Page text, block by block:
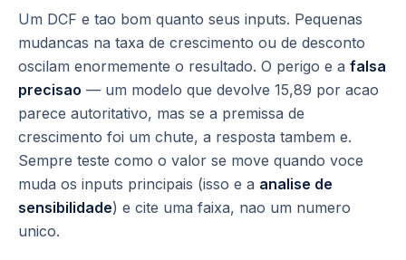
Um DCF e tao bom quanto seus inputs. Pequenas
mudancas na taxa de crescimento ou de desconto
oscilam enormemente o resultado. O perigo e a falsa
precisao — um modelo que devolve 15,89 por acao
parece autoritativo, mas se a premissa de
crescimento foi um chute, a resposta tambem e.
Sempre teste como o valor se move quando voce
muda os inputs principais (isso e a analise de
sensibilidade) e cite uma faixa, nao um numero
unico.